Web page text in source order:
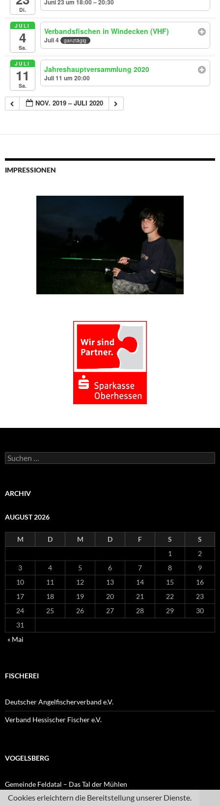
Di.
Juni 23 um 18:00 – 20:30
JULI
4
Sa.
Verbandsfischen in Windecken (VHF)
Juli 4 ganztägig
JULI
11
Sa.
Jahreshauptversammlung 2020
Juli 11 um 20:00
NOV. 2019 – JULI 2020
IMPRESSIONEN
Suchen
nach:
ARCHIV
AUGUST 2026
M D M D F S
S
1
2
3
4 5 6 7 8
9
10
11 12 13 14 15
16
17
18 19 20 21 22
23
24
25 26 27 28 29
30
31
« Mai
FISCHEREI
Deutscher Angelfischerverband e.V.
Verband Hessischer Fischer e.V.
VOGELSBERG
Gemeinde Feldatal – Das Tal der Mühlen
Cookies erleichtern die Bereitstellung unserer Dienste.